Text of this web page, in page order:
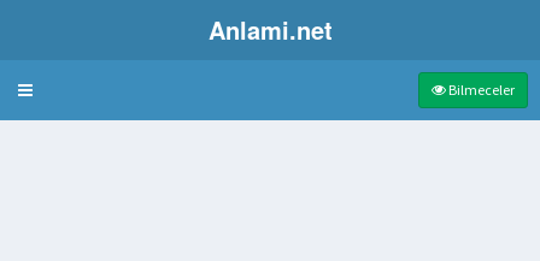
Anlami.net
Bulmaca Bilmeceler